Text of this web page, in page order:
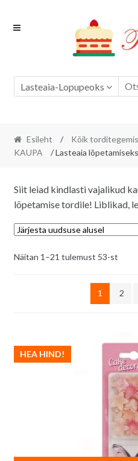
Skip
Skip
Lasteaia-Lopupeoks
Esileht /
Kõik
KAUPA
/ Lasteaia lõpetamiseks
Siit leiad kindlasti vajalikud
lõpetamise tordile! Liblikad,
Näitan 1–21 tulemust 53-st
1
2
HEA HIND!